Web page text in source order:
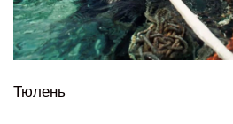
Тюлень